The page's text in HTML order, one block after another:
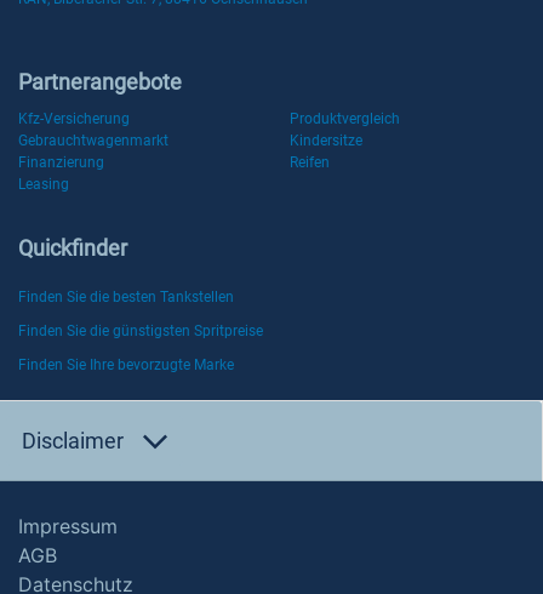
Partnerangebote
Kfz-Versicherung
Produktvergleich
Gebrauchtwagenmarkt
Kindersitze
Finanzierung
Reifen
Leasing
Quickfinder
Finden Sie die besten Tankstellen
Finden Sie die günstigsten Spritpreise
Finden Sie Ihre bevorzugte Marke
Disclaimer
Impressum
AGB
Datenschutz